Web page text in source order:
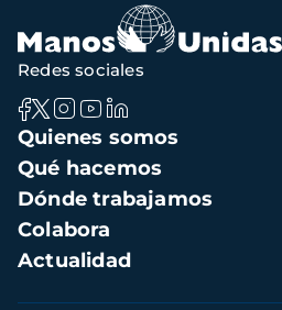
Navegación
principal
Quienes somos
Qué hacemos
Dónde trabajamos
Colabora
Actualidad
Redes sociales